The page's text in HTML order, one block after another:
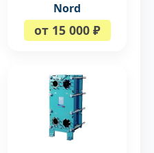
Nord
от 15 000 ₽